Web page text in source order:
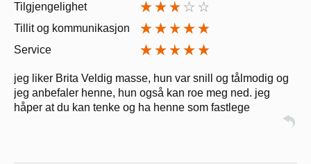
Tilgjengelighet
Tillit og kommunikasjon
Service
jeg liker Brita Veldig masse, hun var snill og tålmodig og
jeg anbefaler henne, hun også kan roe meg ned. jeg
håper at du kan tenke og ha henne som fastlege